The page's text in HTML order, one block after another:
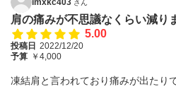
さん
肩の痛みが不思議なくらい減り
5.00
投稿日 2022/12/20
予算 ￥4,000
凍結肩と言われており痛みが出たり